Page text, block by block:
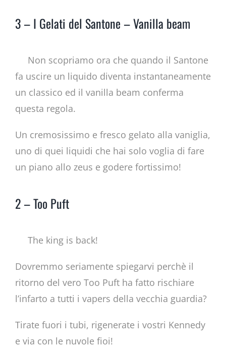
3 – I Gelati del Santone – Vanilla beam
Non scopriamo ora che quando il Santone
fa uscire un liquido diventa instantaneamente
un classico ed il vanilla beam conferma
questa regola.
Un cremosissimo e fresco gelato alla vaniglia,
uno di quei liquidi che hai solo voglia di fare
un piano allo zeus e godere fortissimo!
2 – Too Puft
The king is back!
Dovremmo seriamente spiegarvi perchè il
ritorno del vero Too Puft ha fatto rischiare
l’infarto a tutti i vapers della vecchia guardia?
Tirate fuori i tubi, rigenerate i vostri Kennedy
e via con le nuvole fioi!